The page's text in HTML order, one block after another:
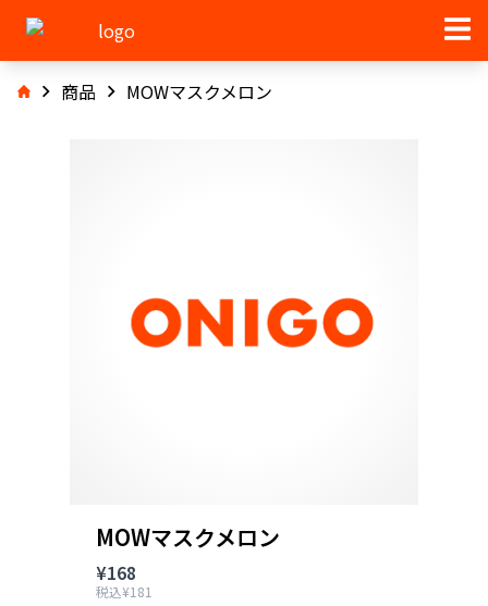
商品 MOWマスクメロン
MOWマスクメロン
¥168
税込¥181